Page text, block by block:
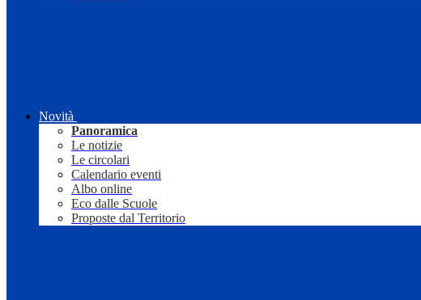
Novità
Panoramica
Le notizie
Le circolari
Calendario eventi
Albo online
Eco dalle Scuole
Proposte dal Territorio